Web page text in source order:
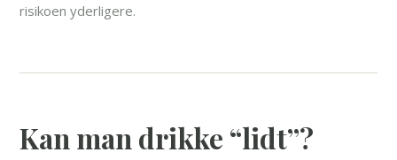
risikoen yderligere.
Kan man drikke “lidt”?